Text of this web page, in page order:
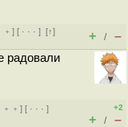
] [ · · ·][↑]
+ / –
радовали
] [ · · ·]
+2
+ / –